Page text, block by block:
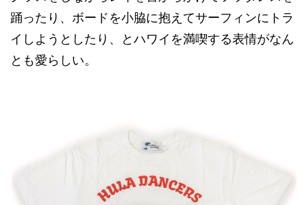
踊ったり、ボードを小脇に抱えてサーフィンにトラ
イしようとしたり、とハワイを満喫する表情がなん
とも愛らしい。